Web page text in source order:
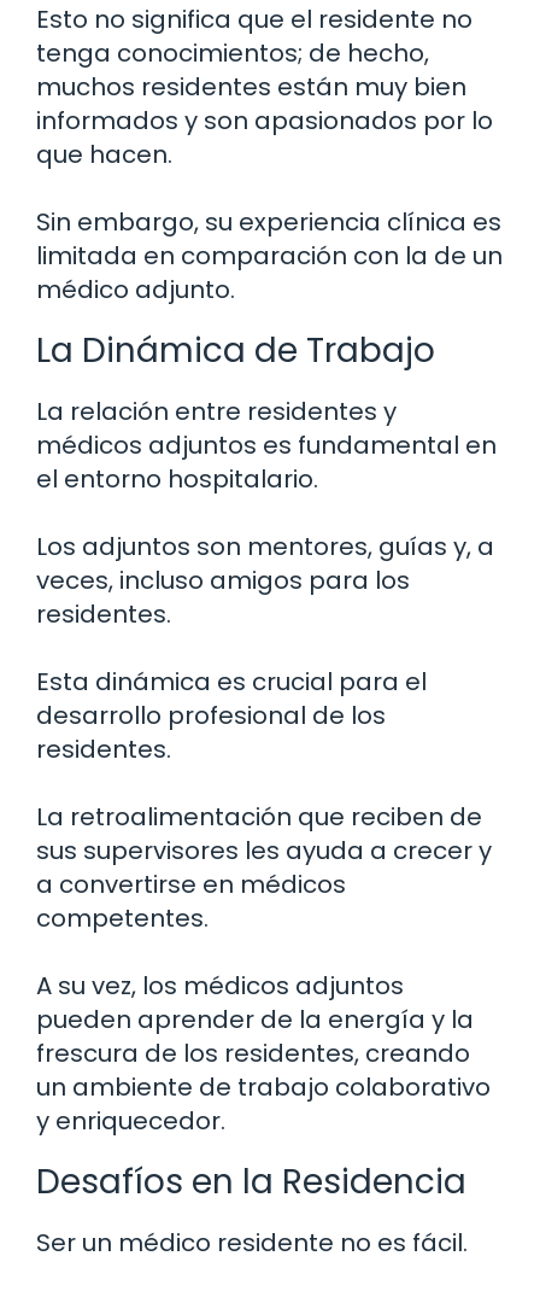
Esto no significa que el residente no
tenga conocimientos; de hecho,
muchos residentes están muy bien
informados y son apasionados por lo
que hacen.
Sin embargo, su experiencia clínica es
limitada en comparación con la de un
médico adjunto.
La Dinámica de Trabajo
La relación entre residentes y
médicos adjuntos es fundamental en
el entorno hospitalario.
Los adjuntos son mentores, guías y, a
veces, incluso amigos para los
residentes.
Esta dinámica es crucial para el
desarrollo profesional de los
residentes.
La retroalimentación que reciben de
sus supervisores les ayuda a crecer y
a convertirse en médicos
competentes.
A su vez, los médicos adjuntos
pueden aprender de la energía y la
frescura de los residentes, creando
un ambiente de trabajo colaborativo
y enriquecedor.
Desafíos en la Residencia
Ser un médico residente no es fácil.